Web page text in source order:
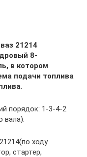
ваз 21214
8-
в котором
подачи топлива
.
порядок: 1-3-4-2
вала).
ходу
стартер,